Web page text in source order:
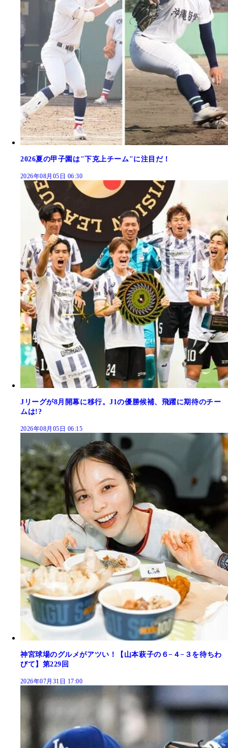
2026夏の甲子園は"下克上チーム"に注目だ！
2026年08月05日 06:30
Jリーグが8月開幕に移行。J1の優勝候補、飛躍に期待のチー
ムは!?
2026年08月05日 06:15
神宮球場のグルメがアツい！【山本萩子の６−４−３を待ちわ
びて】第229回
2026年07月31日 17:00